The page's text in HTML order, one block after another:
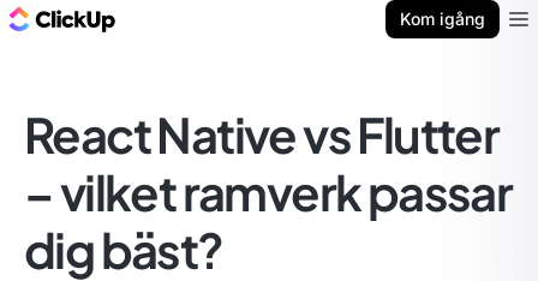
Kom igång
React Native vs Flutter
– vilket ramverk passar
dig bäst?